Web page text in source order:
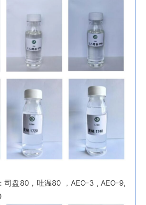
司盘80，吐温80 ，AEO-3 , AEO-9,